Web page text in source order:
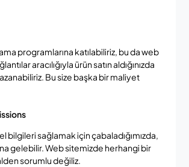
programlarına katılabiliriz, bu da web
aracılığıyla ürün satın aldığınızda
Bu size başka bir maliyet
bilgileri sağlamak için çabaladığımızda,
gelebilir. Web sitemizde herhangi bir
sorumlu değiliz.